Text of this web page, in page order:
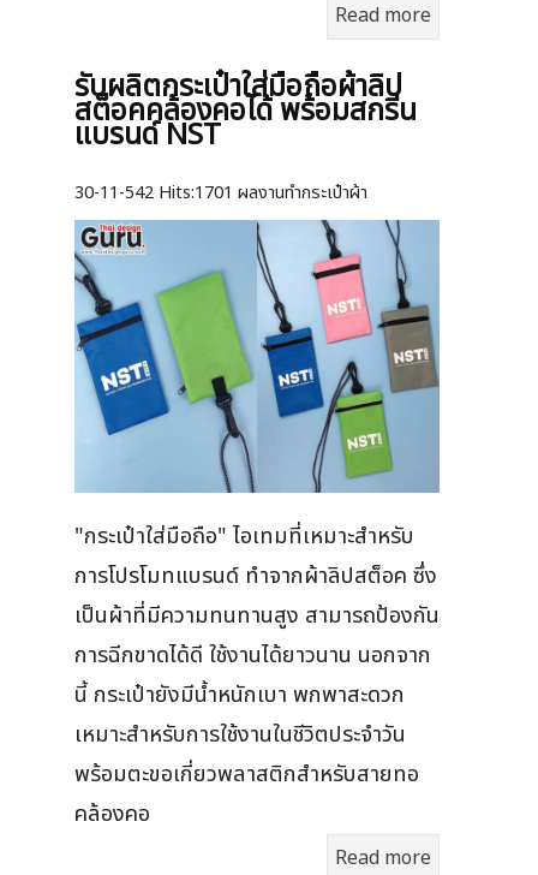
Read more
รับผลิตกระเป๋าใส่มือถือผ้าลิป
สต็อคคล้องคอได้ พร้อมสกรีน
แบรนด์ NST
30-11-542 Hits:1701 ผลงานทำกระเป๋าผ้า
"กระเป๋าใส่มือถือ" ไอเทมที่เหมาะสำหรับ
การโปรโมทแบรนด์ ทำจากผ้าลิปสต็อค ซึ่ง
เป็นผ้าที่มีความทนทานสูง สามารถป้องกัน
การฉีกขาดได้ดี ใช้งานได้ยาวนาน นอกจาก
นี้ กระเป๋ายังมีน้ำหนักเบา พกพาสะดวก
เหมาะสำหรับการใช้งานในชีวิตประจำวัน
พร้อมตะขอเกี่ยวพลาสติกสำหรับสายทอ
คล้องคอ
Read more